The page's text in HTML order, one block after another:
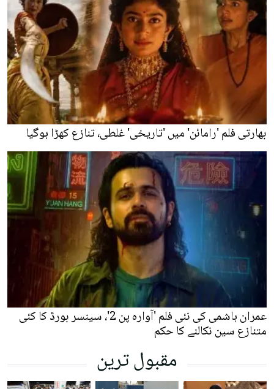
بھارتی فلم 'رامائن' میں 'تاریخی' غلطی، تنازع کھڑا ہوگیا
عمران ہاشمی کی نئی فلم 'آوارہ پن 2'، سینسر بورڈ کا کئی
متنازع سین نکالنے کا حکم
مقبول ترین